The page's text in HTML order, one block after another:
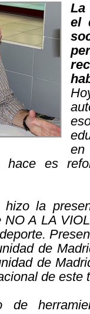
La
el
es
hizo la
A LA
de
de
de este
de